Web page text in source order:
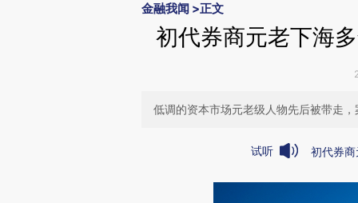
金融我闻 >正文
初代券商元老下海
低调的资本市场元老级人物先后被带走
试听 初代券